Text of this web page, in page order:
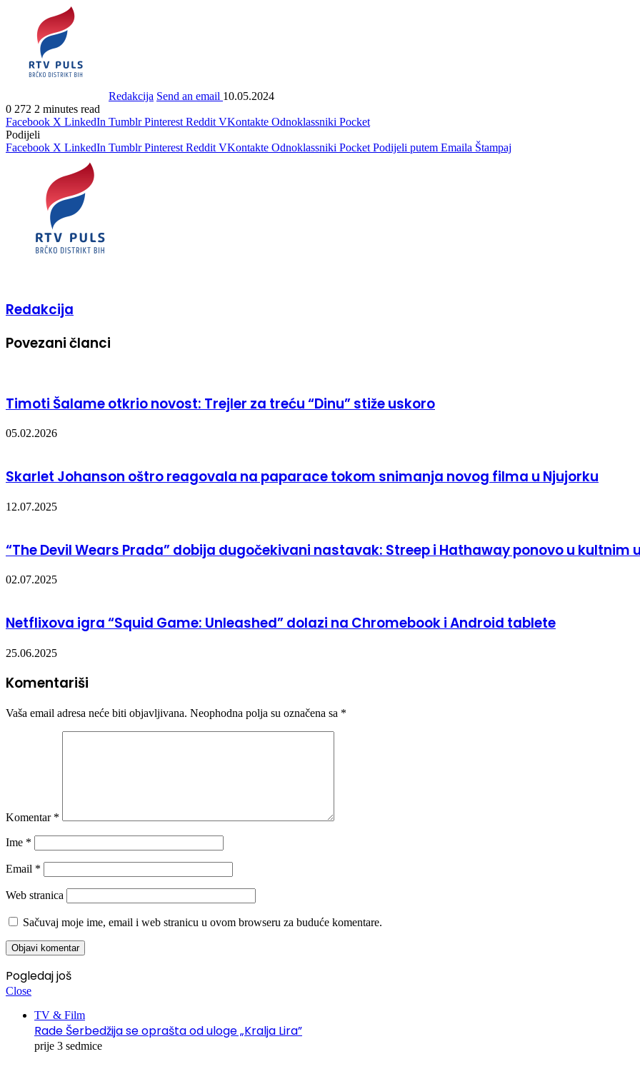
Redakcija Send an email 10.05.2024
0 272 2 minutes read
Facebook X LinkedIn Tumblr Pinterest Reddit VKontakte Odnoklassniki Pocket
Podijeli
Facebook X LinkedIn Tumblr Pinterest Reddit VKontakte Odnoklassniki Pocket Podijeli putem Emaila Štampaj
Redakcija
Povezani članci
Timoti Šalame otkrio novost: Trejler za treću “Dinu” stiže uskoro
05.02.2026
Skarlet Johanson oštro reagovala na paparace tokom snimanja novog filma u Njujorku
12.07.2025
“The Devil Wears Prada” dobija dugočekivani nastavak: Streep i Hathaway ponovo u kultnim
02.07.2025
Netflixova igra “Squid Game: Unleashed” dolazi na Chromebook i Android tablete
25.06.2025
Komentariši
Vaša email adresa neće biti objavljivana. Neophodna polja su označena sa *
Komentar *
Ime *
Email *
Web stranica
Sačuvaj moje ime, email i web stranicu u ovom browseru za buduće komentare.
Pogledaj još
Close
TV & Film
Rade Šerbedžija se oprašta od uloge „Kralja Lira”
prije 3 sedmice